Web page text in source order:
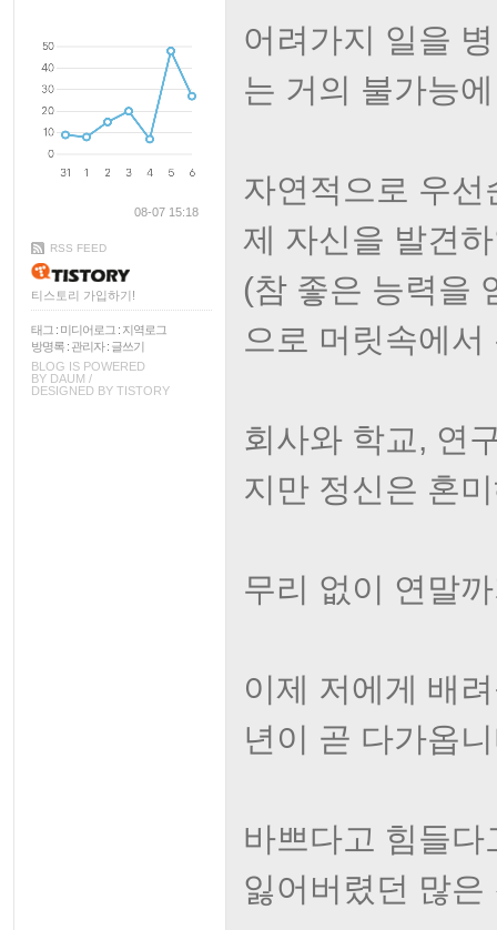
08-07 15:18
RSS FEED
티스토리 가입하기!
태그 : 미디어로그 : 지역로그
방명록 : 관리자: 글쓰기
BLOG IS POWERED
BY DAUM /
DESIGNED BY TISTORY
어려가지 일을
는 거의 불가능
자연적으로 우
제 자신을 발견
(참 좋은 능력을
으로 머릿속에
회사와 학교, 연
지만 정신은 혼
무리 없이 연말
이제 저에게 배
년이 곧 다가옵
바쁘다고 힘들
잃어버렸던 많